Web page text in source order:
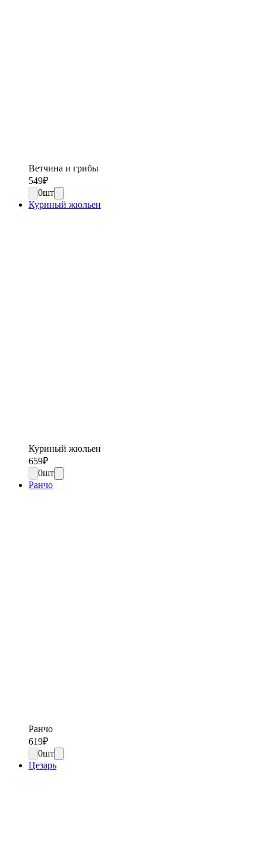
Ветчина и грибы
549₽
0шт
Куриный жюльен
Куриный жюльен
659₽
0шт
Ранчо
Ранчо
619₽
0шт
Цезарь